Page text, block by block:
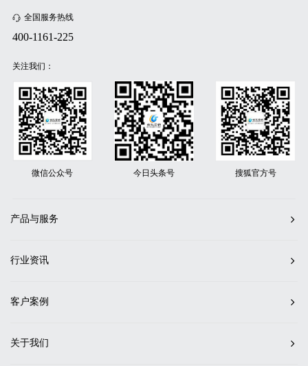
全国服务热线
400-1161-225
关注我们：
微信公众号 今日头条号 搜狐官方号
产品与服务
行业资讯
客户案例
关于我们